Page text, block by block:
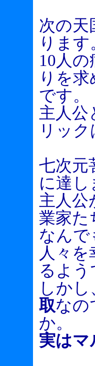
次の天
ります
10人
りを
です。
主人公
リッ
七次元
に達し
主人公
業家た
なんで
人々
るよう
しか
取なの
か。
実はマ